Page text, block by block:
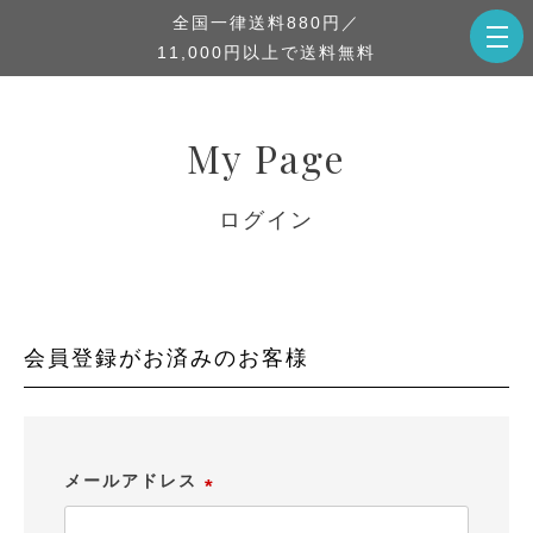
全国一律送料880円／
11,000円以上で送料無料
My Page
ログイン
会員登録がお済みのお客様
メールアドレス